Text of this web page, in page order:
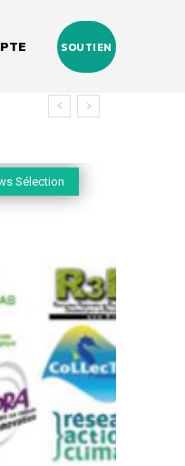
SOUTIEN
Sélection